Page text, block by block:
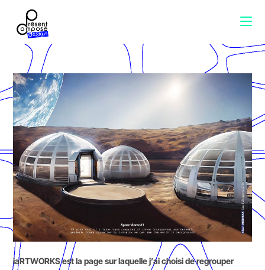
iaRTWORKS est la page sur laquelle j’ai choisi de regrouper